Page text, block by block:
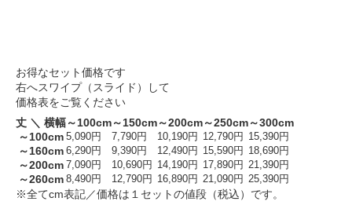
お得なセット価格です
右へスワイプ（スライド）して
価格表をご覧ください
丈 ＼ 横幅～100cm～150cm～200cm～250cm～300cm
～100cm 5,090円 7,790円 10,190円 12,790円 15,390円
～160cm 6,290円 9,390円 12,490円 15,590円 18,690円
～200cm 7,090円 10,690円 14,190円 17,890円 21,390円
～260cm 8,490円 12,790円 16,890円 21,090円 25,390円
※全てcm表記／価格は１セットの値段（税込）です。